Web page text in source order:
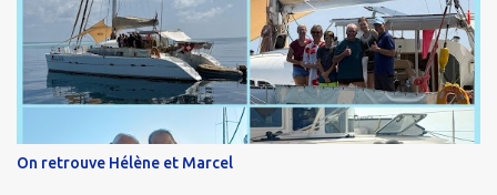
On retrouve Hélène et Marcel